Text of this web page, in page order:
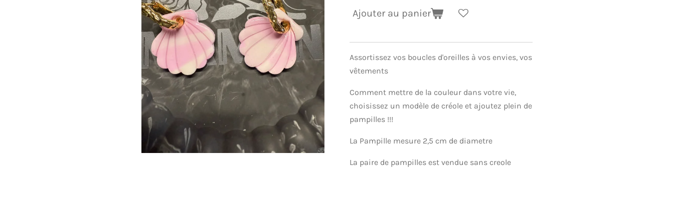
Ajouter au panier
Assortissez vos boucles d'oreilles à vos envies, vos
vêtements
Comment mettre de la couleur dans votre vie,
choisissez un modèle de créole et ajoutez plein de
pampilles !!!
La Pampille mesure 2,5 cm de diametre
La paire de pampilles est vendue sans creole